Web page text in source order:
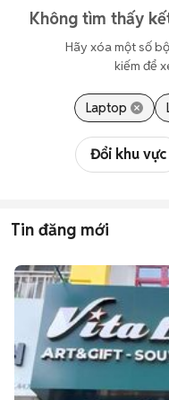
Không tìm thấy
Hãy xóa một số
kiếm để
Laptop
Đổi khu vực
Tin đăng mới